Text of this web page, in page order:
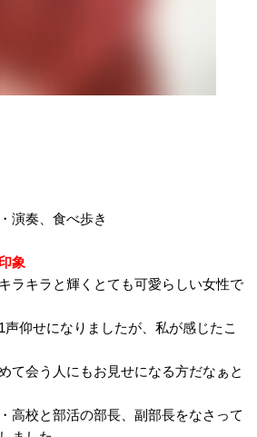
演奏、食べ歩き
象
ラキラと輝くとても可愛らしい女性で
声仰せになりましたが、私が感じたこ
て会う人にもお見せになる方だなぁと
高校と部活の部長、副部長をなさって